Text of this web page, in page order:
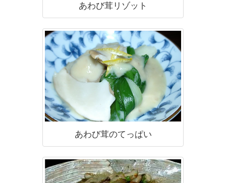
あわび茸リゾット
あわび茸のてっぱい